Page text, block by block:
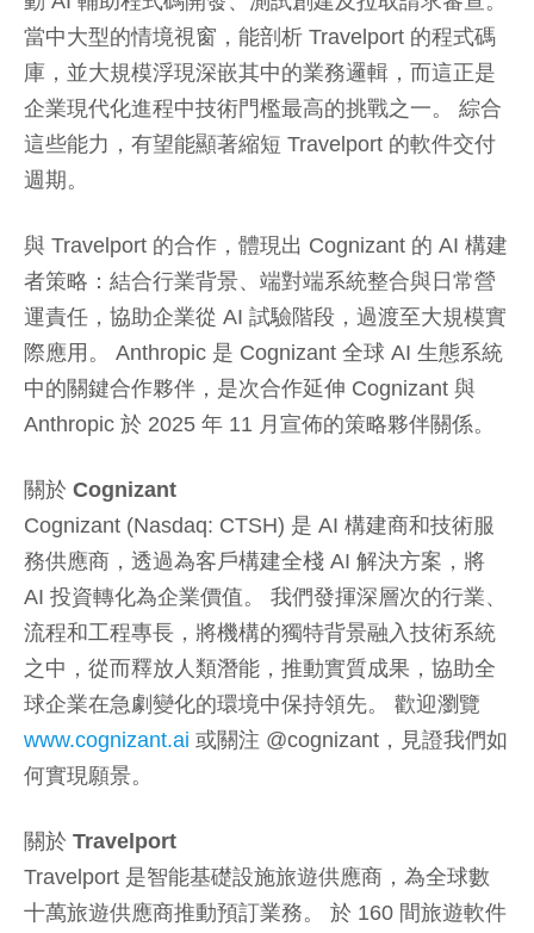
當中大型的情境視窗，能剖析 Travelport 的程式碼
庫，並大規模浮現深嵌其中的業務邏輯，而這正是
企業現代化進程中技術門檻最高的挑戰之一。 綜合
這些能力，有望能顯著縮短 Travelport 的軟件交付
週期。
與 Travelport 的合作，體現出 Cognizant 的 AI 構建
者策略：結合行業背景、端對端系統整合與日常營
運責任，協助企業從 AI 試驗階段，過渡至大規模實
際應用。 Anthropic 是 Cognizant 全球 AI 生態系統
中的關鍵合作夥伴，是次合作延伸 Cognizant 與
Anthropic 於 2025 年 11 月宣佈的策略夥伴關係。
關於 Cognizant
Cognizant (Nasdaq: CTSH) 是 AI 構建商和技術服
務供應商，透過為客戶構建全棧 AI 解決方案，將
AI 投資轉化為企業價值。 我們發揮深層次的行業、
流程和工程專長，將機構的獨特背景融入技術系統
之中，從而釋放人類潛能，推動實質成果，協助全
球企業在急劇變化的環境中保持領先。 歡迎瀏覽
www.cognizant.ai 或關注 @cognizant，見證我們如
何實現願景。
關於 Travelport
Travelport 是智能基礎設施旅遊供應商，為全球數
十萬旅遊供應商推動預訂業務。 於 160 間旅遊軟件